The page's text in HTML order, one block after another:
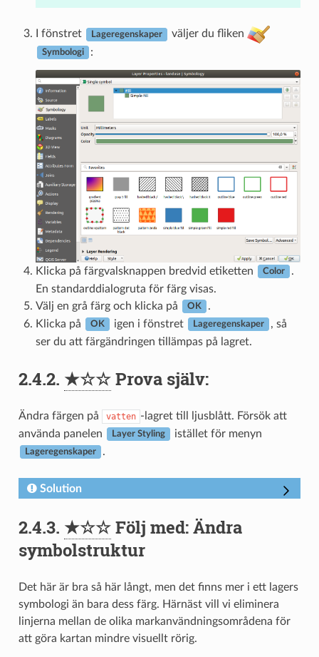
I fönstret Lageregenskaper väljer du fliken
Symbologi :
Klicka på färgvalsknappen bredvid etiketten Color
.
En standarddialogruta för färg visas.
Välj en grå färg och klicka på
OK
.
Klicka på
OK igen i fönstret Lageregenskaper
, så
ser du att färgändringen tillämpas på lagret.
2.4.2. ★☆☆Prova själv:
Ändra färgen på vatten -lagret till ljusblått. Försök att
använda panelen
Layer Styling istället för menyn
Lageregenskaper .
Solution
2.4.3. ★☆☆Följ med: Ändra
symbolstruktur
Det här är bra så här långt, men det finns mer i ett lagers
symbologi än bara dess färg. Härnäst vill vi eliminera
linjerna mellan de olika markanvändningsområdena för
att göra kartan mindre visuellt rörig.